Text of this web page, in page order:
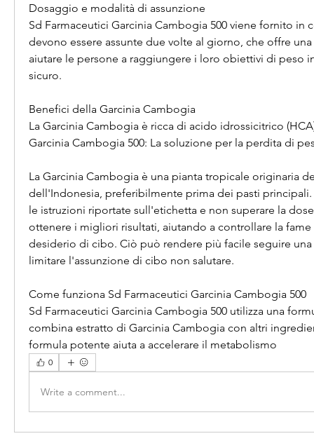
Dosaggio e modalità di assunzione
Sd Farmaceutici Garcinia Cambogia 500 viene fornito in
devono essere assunte due volte al giorno, che offre
aiutare le persone a raggiungere i loro obiettivi di peso
sicuro.
Benefici della Garcinia Cambogia
La Garcinia Cambogia è ricca di acido idrossicitrico
Garcinia Cambogia 500: La soluzione per la perdita di
La Garcinia Cambogia è una pianta tropicale originaria
dell'Indonesia, preferibilmente prima dei pasti
le istruzioni riportate sull'etichetta e non superare la
ottenere i migliori risultati, aiutando a controllare la fame
desiderio di cibo. Ciò può rendere più facile seguire
limitare l'assunzione di cibo non salutare.
Come funziona Sd Farmaceutici Garcinia Cambogia 500
Sd Farmaceutici Garcinia Cambogia 500 utilizza una
combina estratto di Garcinia Cambogia con altri
formula potente aiuta a accelerare il metabolismo
0
Write a comment...